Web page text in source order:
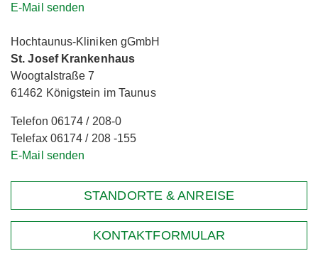
E-Mail senden
Hochtaunus-Kliniken gGmbH
St. Josef Krankenhaus
Woogtalstraße 7
61462 Königstein im Taunus
Telefon 06174 / 208-0
Telefax 06174 / 208 -155
E-Mail senden
STANDORTE & ANREISE
KONTAKTFORMULAR